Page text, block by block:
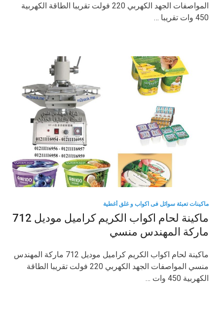
المواصفات الجهد الكهربي 220 فولت تقريبا الطاقة الكهربية
450 وات تقريبا …
ماكينات تعبئة سوائل فى اكواب و غلق أغطية
ماكينة لحام اكواب الكريم كراميل موديل 712
ماركة المهندس منسي
ماكينة لحام اكواب الكريم كراميل موديل 712 ماركة المهندس
منسي المواصفات الجهد الكهربي 220 فولت تقريبا الطاقة
الكهربية 450 وات …